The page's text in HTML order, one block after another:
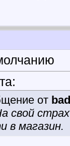
от
свой
в магазин.